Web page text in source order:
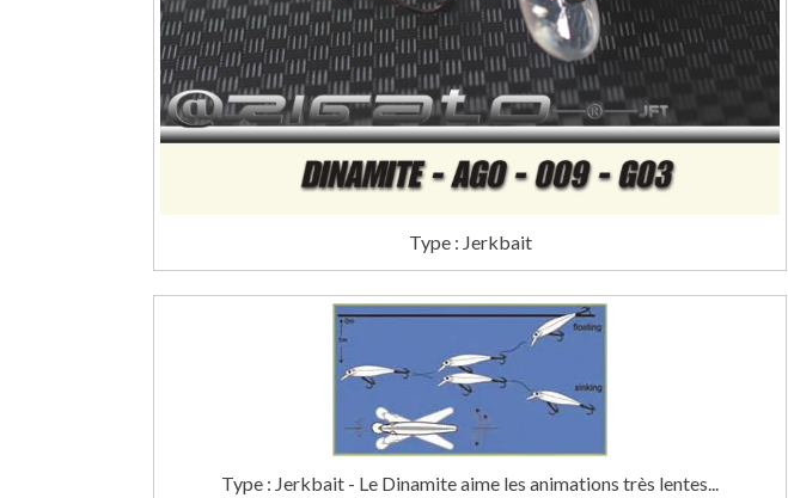
Type : Jerkbait
Type : Jerkbait - Le Dinamite aime les animations très lentes...